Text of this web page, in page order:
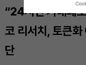
Tether USDt (USDT)
BNB (BNB)
“24시간 거래돼
코 리서치, 토큰화
단